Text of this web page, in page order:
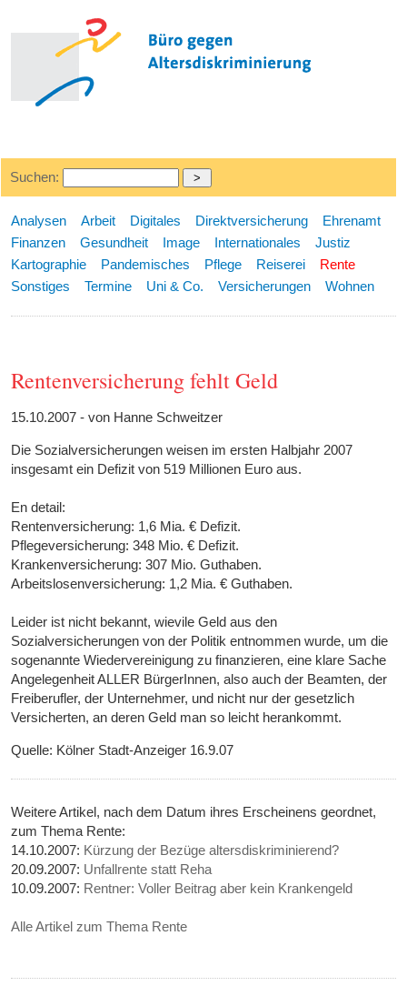
Suchen:
Analysen Arbeit Digitales Direktversicherung
Ehrenamt
Finanzen
Gesundheit Image Internationales
Justiz
Kartographie
Pandemisches Pflege Reiserei
Rente
Sonstiges
Termine Uni & Co. Versicherungen Wohnen
Rentenversicherung fehlt Geld
15.10.2007 - von Hanne Schweitzer
Die Sozialversicherungen weisen im ersten Halbjahr 2007
insgesamt ein Defizit von 519 Millionen Euro aus.
En detail:
Rentenversicherung: 1,6 Mia. € Defizit.
Pflegeversicherung: 348 Mio. € Defizit.
Krankenversicherung: 307 Mio. Guthaben.
Arbeitslosenversicherung: 1,2 Mia. € Guthaben.
Leider ist nicht bekannt, wievile Geld aus den
Sozialversicherungen von der Politik entnommen wurde, um die
sogenannte Wiedervereinigung zu finanzieren, eine klare Sache
Angelegenheit ALLER BürgerInnen, also auch der Beamten, der
Freiberufler, der Unternehmer, und nicht nur der gesetzlich
Versicherten, an deren Geld man so leicht herankommt.
Quelle: Kölner Stadt-Anzeiger 16.9.07
Weitere Artikel, nach dem Datum ihres Erscheinens geordnet,
zum Thema Rente:
14.10.2007: Kürzung der Bezüge altersdiskriminierend?
20.09.2007: Unfallrente statt Reha
10.09.2007: Rentner: Voller Beitrag aber kein Krankengeld
Alle Artikel zum Thema Rente